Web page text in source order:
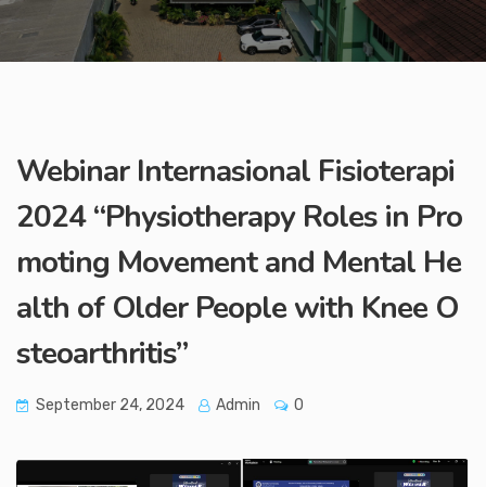
Webinar Internasional Fisioterapi
2024 “Physiotherapy Roles in Pro
moting Movement and Mental He
alth of Older People with Knee O
steoarthritis”
September 24, 2024 Admin 0